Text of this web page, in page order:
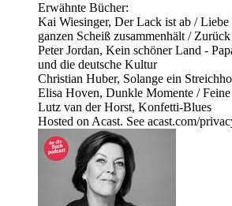
Erwähnte Bücher:
Kai Wiesinger, Der Lack ist ab / Liebe
ganzen Scheiß zusammenhält /
Peter Jordan, Kein schöner Land -
und die deutsche Kultur
Christian Huber, Solange ein
Elisa Hoven, Dunkle Momente / Feine
Lutz van der Horst, Konfetti-Blues
Hosted on Acast. See acast.com/